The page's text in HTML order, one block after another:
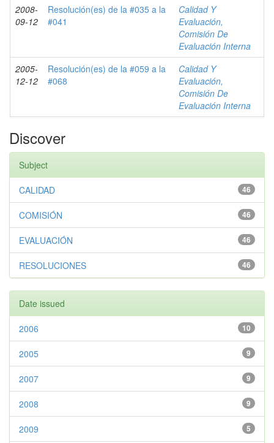
2008-
09-12
Resolución(es) de la #035 a la
#041
Calidad Y
Evaluación,
Comisión De
Evaluación Interna
2005-
12-12
Resolución(es) de la #059 a la
#068
Calidad Y
Evaluación,
Comisión De
Evaluación Interna
Discover
Subject
46
CALIDAD
46
COMISIÓN
46
EVALUACIÓN
46
RESOLUCIONES
Date issued
10
2006
9
2005
9
2007
9
2008
5
2009